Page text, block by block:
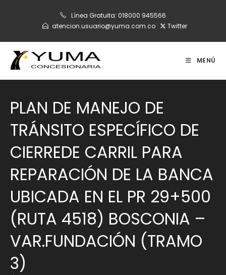
Línea Gratuita: 018000 945566
atencion.usuario@yuma.com.co
Twitter
MENÚ
PLAN DE MANEJO DE
TRÁNSITO ESPECÍFICO DE
CIERREDE CARRIL PARA
REPARACIÓN DE LA BANCA
UBICADA EN EL PR 29+500
(RUTA 4518) BOSCONIA –
VAR.FUNDACIÓN (TRAMO
3)